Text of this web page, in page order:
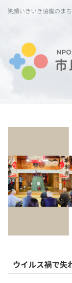
笑顔いきいき協働のま
ウイルス禍で失